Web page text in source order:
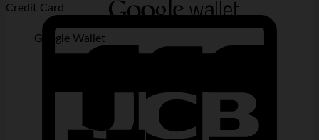
Google Wallet
Credit Card